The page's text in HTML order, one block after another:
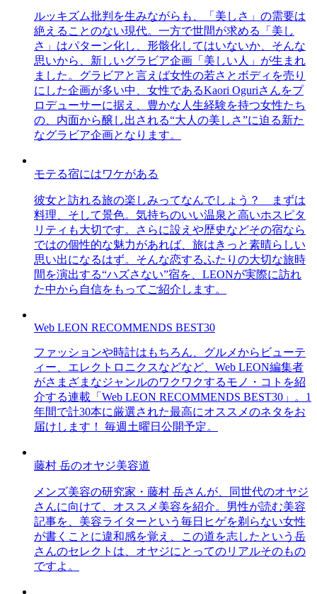
ルッキズム批判を生みながらも、「美しさ」の需要は
絶えることのない現代。一方で世間が求める「美し
さ」はパターン化し、形骸化してはいないか、そんな
思いから、新しいグラビア企画「美しい人」が生まれ
ました。グラビアと言えば女性の若さとボディを売り
にした企画が多い中、女性であるKaori Oguriさんをプ
ロデューサーに据え、豊かな人生経験を持つ女性たち
の、内面から醸し出される“大人の美しさ”に迫る新た
なグラビア企画となります。
モテる宿にはワケがある
彼女と訪れる旅の楽しみってなんでしょう？ まずは
料理、そして景色。気持ちのいい温泉と高いホスピタ
リティも大切です。さらに設えや歴史などその宿なら
ではの個性的な魅力があれば、旅はきっと素晴らしい
思い出になるはず。そんな恋するふたりの大切な旅時
間を演出する“ハズさない”宿を、LEONが実際に訪れ
た中から自信をもってご紹介します。
Web LEON RECOMMENDS BEST30
ファッションや時計はもちろん、グルメからビューテ
ィー、エレクトロニクスなどなど、Web LEON編集者
がさまざまなジャンルのワクワクするモノ・コトを紹
介する連載「Web LEON RECOMMENDS BEST30」。1
年間で計30本に厳選された最高にオススメのネタをお
届けします！ 毎週土曜日公開予定。
藤村 岳のオヤジ美容道
メンズ美容の研究家・藤村 岳さんが、同世代のオヤジ
さんに向けて、オススメ美容を紹介。男性が読む美容
記事を、美容ライターという毎日ヒゲを剃らない女性
が書くことに違和感を覚え、この道を志したという岳
さんのセレクトは、オヤジにとってのリアルそのもの
ですよ。